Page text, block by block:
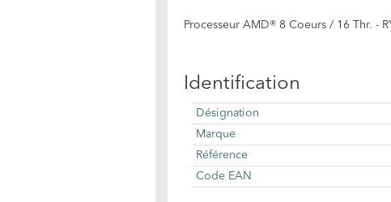
Processeur AMD® 8 Coeurs / 16 Thr. -
Identification
Désignation
Marque
Référence
Code EAN